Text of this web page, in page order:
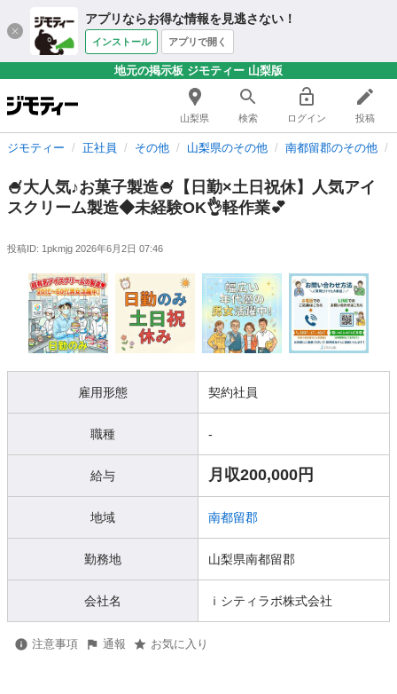
アプリならお得な情報を見逃さない！
インストール アプリで開く
地元の掲示板 ジモティー 山梨版
山梨県 検索 ログイン 投稿
ジモティー 正社員 その他 山梨県のその他 南都留郡のその他
🍧大人気♪お菓子製造🍧【日勤×土日祝休】人気アイ
スクリーム製造◆未経験OK👌軽作業💕
投稿ID: 1pkmjg 2026年6月2日 07:46
雇用形態 契約社員
職種 -
給与 月収200,000円
地域 南都留郡
勤務地 山梨県南都留郡
会社名 ｉシティラボ株式会社
注意事項 通報 お気に入り